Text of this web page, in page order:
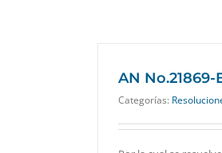
AN No.21869-
Categorías: